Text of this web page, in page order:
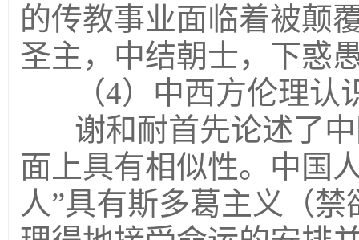
的传教事业面临着被颠
圣主，中结朝士，下惑
（4）中西方伦理认
谢和耐首先论述了
面上具有相似性。中国
人”具有斯多葛主义（